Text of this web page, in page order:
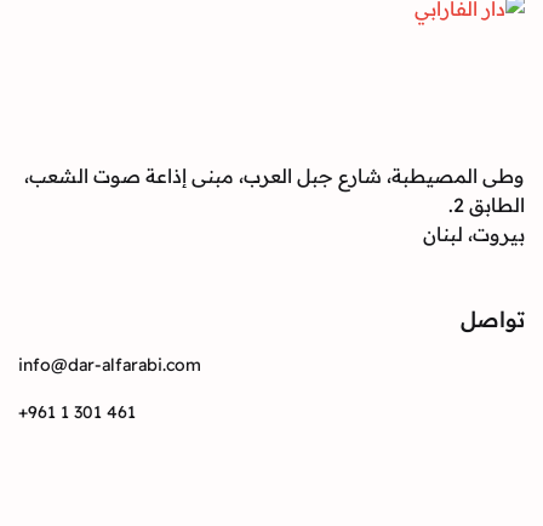
وطى المصيطبة، شارع جبل العرب، مبنى إذاعة صوت الشعب،
الطابق 2.
بيروت، لبنان
تواصل
info@dar-alfarabi.com
+961 1 301 461